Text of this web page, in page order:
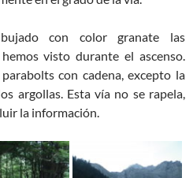
con color granate las
visto durante el ascenso.
con cadena, excepto la
argollas. Esta vía no se rapela,
la información.